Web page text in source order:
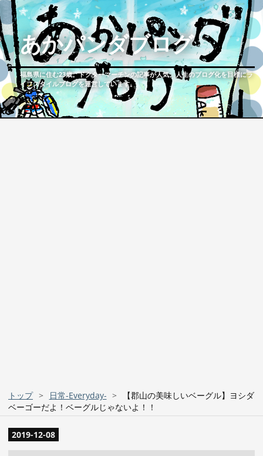
あかパンダブログ
福島県に住む23歳。ドクターマーチンの記事が人気。人生のブログ化を目標にラ
イフスタイルブログを運営しています。
トップ > 日常-Everyday- >
【郡山の美味しいベーグル】ヨシダ
ベーゴーだよ！ベーグルじゃないよ！！
2019-12-08